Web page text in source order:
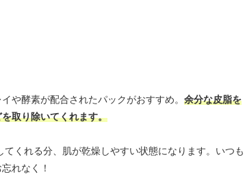
や酵素が配合されたパックがおすすめ。 余分な皮脂を
取り除いてくれます。
くれる分、肌が乾燥しやすい状態になります。いつも
れなく！